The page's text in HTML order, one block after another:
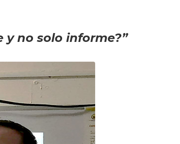
y no solo informe?”